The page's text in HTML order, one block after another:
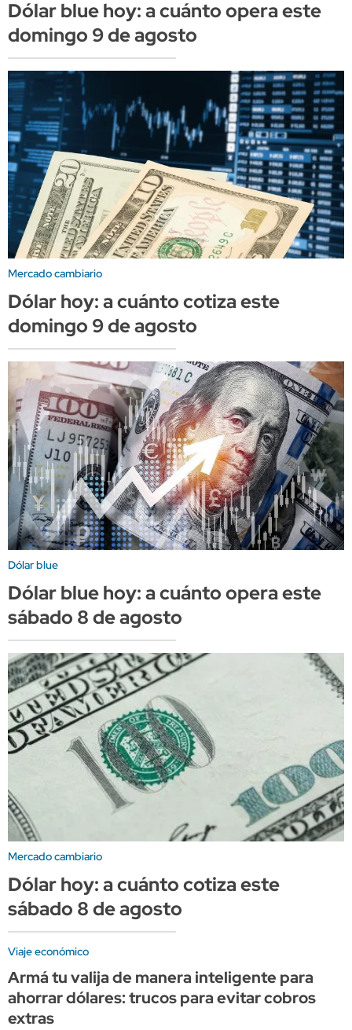
Dólar blue hoy: a cuánto opera este
domingo 9 de agosto
Mercado cambiario
Dólar hoy: a cuánto cotiza este
domingo 9 de agosto
Dólar blue
Dólar blue hoy: a cuánto opera este
sábado 8 de agosto
Mercado cambiario
Dólar hoy: a cuánto cotiza este
sábado 8 de agosto
Viaje económico
Armá tu valija de manera inteligente para
ahorrar dólares: trucos para evitar cobros
extras